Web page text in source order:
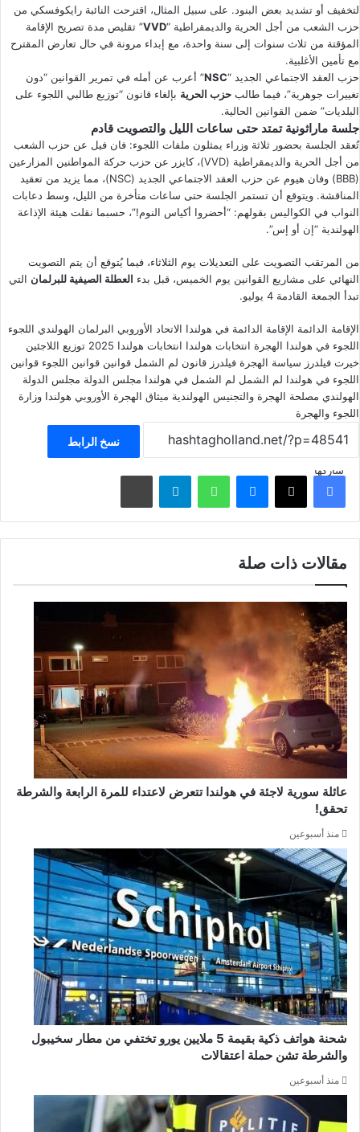
لتخفيف أو تشديد بعض البنود. على سبيل المثال، اقترحت النائبة رايكوفسكي من
حزب الشعب من أجل الحرية والديمقراطية “VVD” تقليص مدة تصريح الإقامة
المؤقتة من ثلاث سنوات إلى سنة واحدة، مع إبداء مرونة في حال تعارض المقترح
مع تأمين الأغلبية.
حزب العقد الاجتماعي الجديد “NSC” أعرب عن أمله في تمرير القوانين “دون
تغييرات جوهرية”، فيما طالب حزب الحرية بإلغاء قانون “توزيع طالبي اللجوء على
البلديات” ضمن القوانين الحالية.
جلسة ماراثونية تمتد حتى ساعات الليل والتصويت قادم
تُعقد الجلسة بحضور ثلاثة وزراء يمثلون ملفات اللجوء: فان فيل عن حزب الشعب
من أجل الحرية والديمقراطية (VVD)، كايزر عن حزب حركة المواطنين المزارعين
(BBB) وفان هيوم عن حزب العقد الاجتماعي الجديد (NSC)، مما يزيد من تعقيد
المناقشة. ويتوقع أن تستمر الجلسة حتى ساعات متأخرة من الليل، وسط دعابات
النواب في الكواليس بقولهم: “أحضروا أكياس النوم!”، حسبما نقلت هيئة الإذاعة
الهولندية “إن أو إس”.
من المرتقب التصويت على التعديلات يوم الثلاثاء، فيما يُتوقع أن يتم التصويت
النهائي على مشاريع القوانين يوم الخميس، قبل بدء العطلة الصيفية للبرلمان التي
تبدأ الجمعة القادمة 4 يوليو.
الإقامة الدائمة الإقامة الدائمة في هولندا الاتحاد الأوروبي البرلمان الهولندي اللجوء
اللجوء في هولندا الهجرة انتخابات هولندا انتخابات هولندا 2025
توزيع اللاجئين
خيرت فيلدرز سياسة الهجرة فيلدرز قانون لم الشمل قوانين قوانين اللجوء قوانين
اللجوء في هولندا لم الشمل لم الشمل في هولندا مجلس الدولة مجلس الدولة
الهولندي مصلحة الهجرة والتجنيس الهولندية ميثاق الهجرة الأوروبي هولندا وزارة
اللجوء والهجرة
نسخ الرابط
شاركهافيسبوك ‫X ماسنجر واتساب تيلقرام مشاركة عبر البريد
مقالات ذات صلة
عائلة سورية لاجئة في هولندا تتعرض لاعتداء للمرة الرابعة والشرطة
تحقق!
منذ أسبوعين
شحنة هواتف ذكية بقيمة 5 ملايين يورو تختفي من مطار سخيبول
والشرطة تشن حملة اعتقالات
منذ أسبوعين